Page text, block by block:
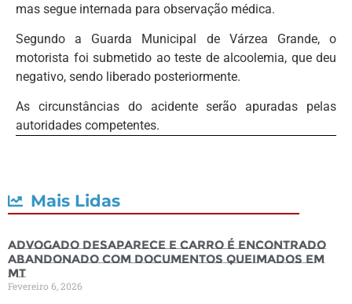
mas segue internada para observação médica.
Segundo a Guarda Municipal de Várzea Grande, o
motorista foi submetido ao teste de alcoolemia, que deu
negativo, sendo liberado posteriormente.
As circunstâncias do acidente serão apuradas pelas
autoridades competentes.
Mais Lidas
Advogado desaparece e carro é encontrado
abandonado com documentos queimados em
MT
Fevereiro 6, 2026